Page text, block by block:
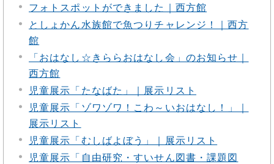
フォトスポットができました｜西方館
としょかん水族館で魚つりチャレンジ！｜西方
館
「おはなし☆きららおはなし会」のお知らせ｜
西方館
児童展示「たなばた」｜展示リスト
児童展示「ゾワゾワ！こわ～いおはなし！」｜
展示リスト
児童展示「むしばよぼう」｜展示リスト
児童展示「自由研究・すいせん図書・課題図